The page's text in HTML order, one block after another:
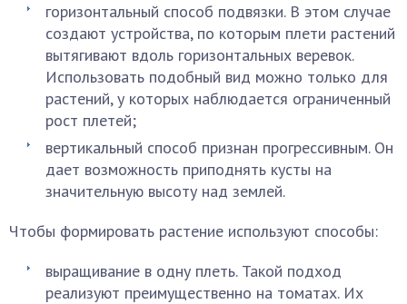
горизонтальный способ подвязки. В этом случае
создают устройства, по которым плети растений
вытягивают вдоль горизонтальных веревок.
Использовать подобный вид можно только для
растений, у которых наблюдается ограниченный
рост плетей;
вертикальный способ признан прогрессивным. Он
дает возможность приподнять кусты на
значительную высоту над землей.
Чтобы формировать растение используют способы:
выращивание в одну плеть. Такой подход
реализуют преимущественно на томатах. Их